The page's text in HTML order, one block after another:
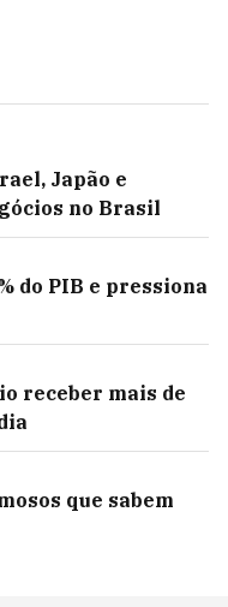
Japão e
no Brasil
do PIB e pressiona
receber mais de
que sabem